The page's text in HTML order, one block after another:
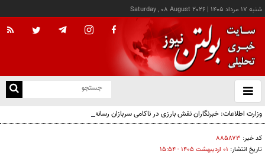
شنبه ۱۷ مرداد ۱۴۰۵ |
Saturday , 08 August 2026
باز
و
وزارت اطلاعات: خبرنگاران نقش بارزی در ناکامی سربازان رسانه‌ای دشمن داشتند
کد خبر: ۸۸۵۸۷۳
تاریخ انتشار: ۰۱ ارديبهشت ۱۴۰۵ - ۱۵:۵۴